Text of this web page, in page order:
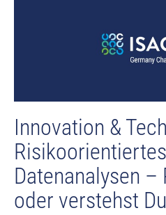
Innovation &
Datenanalysen
oder verstehst